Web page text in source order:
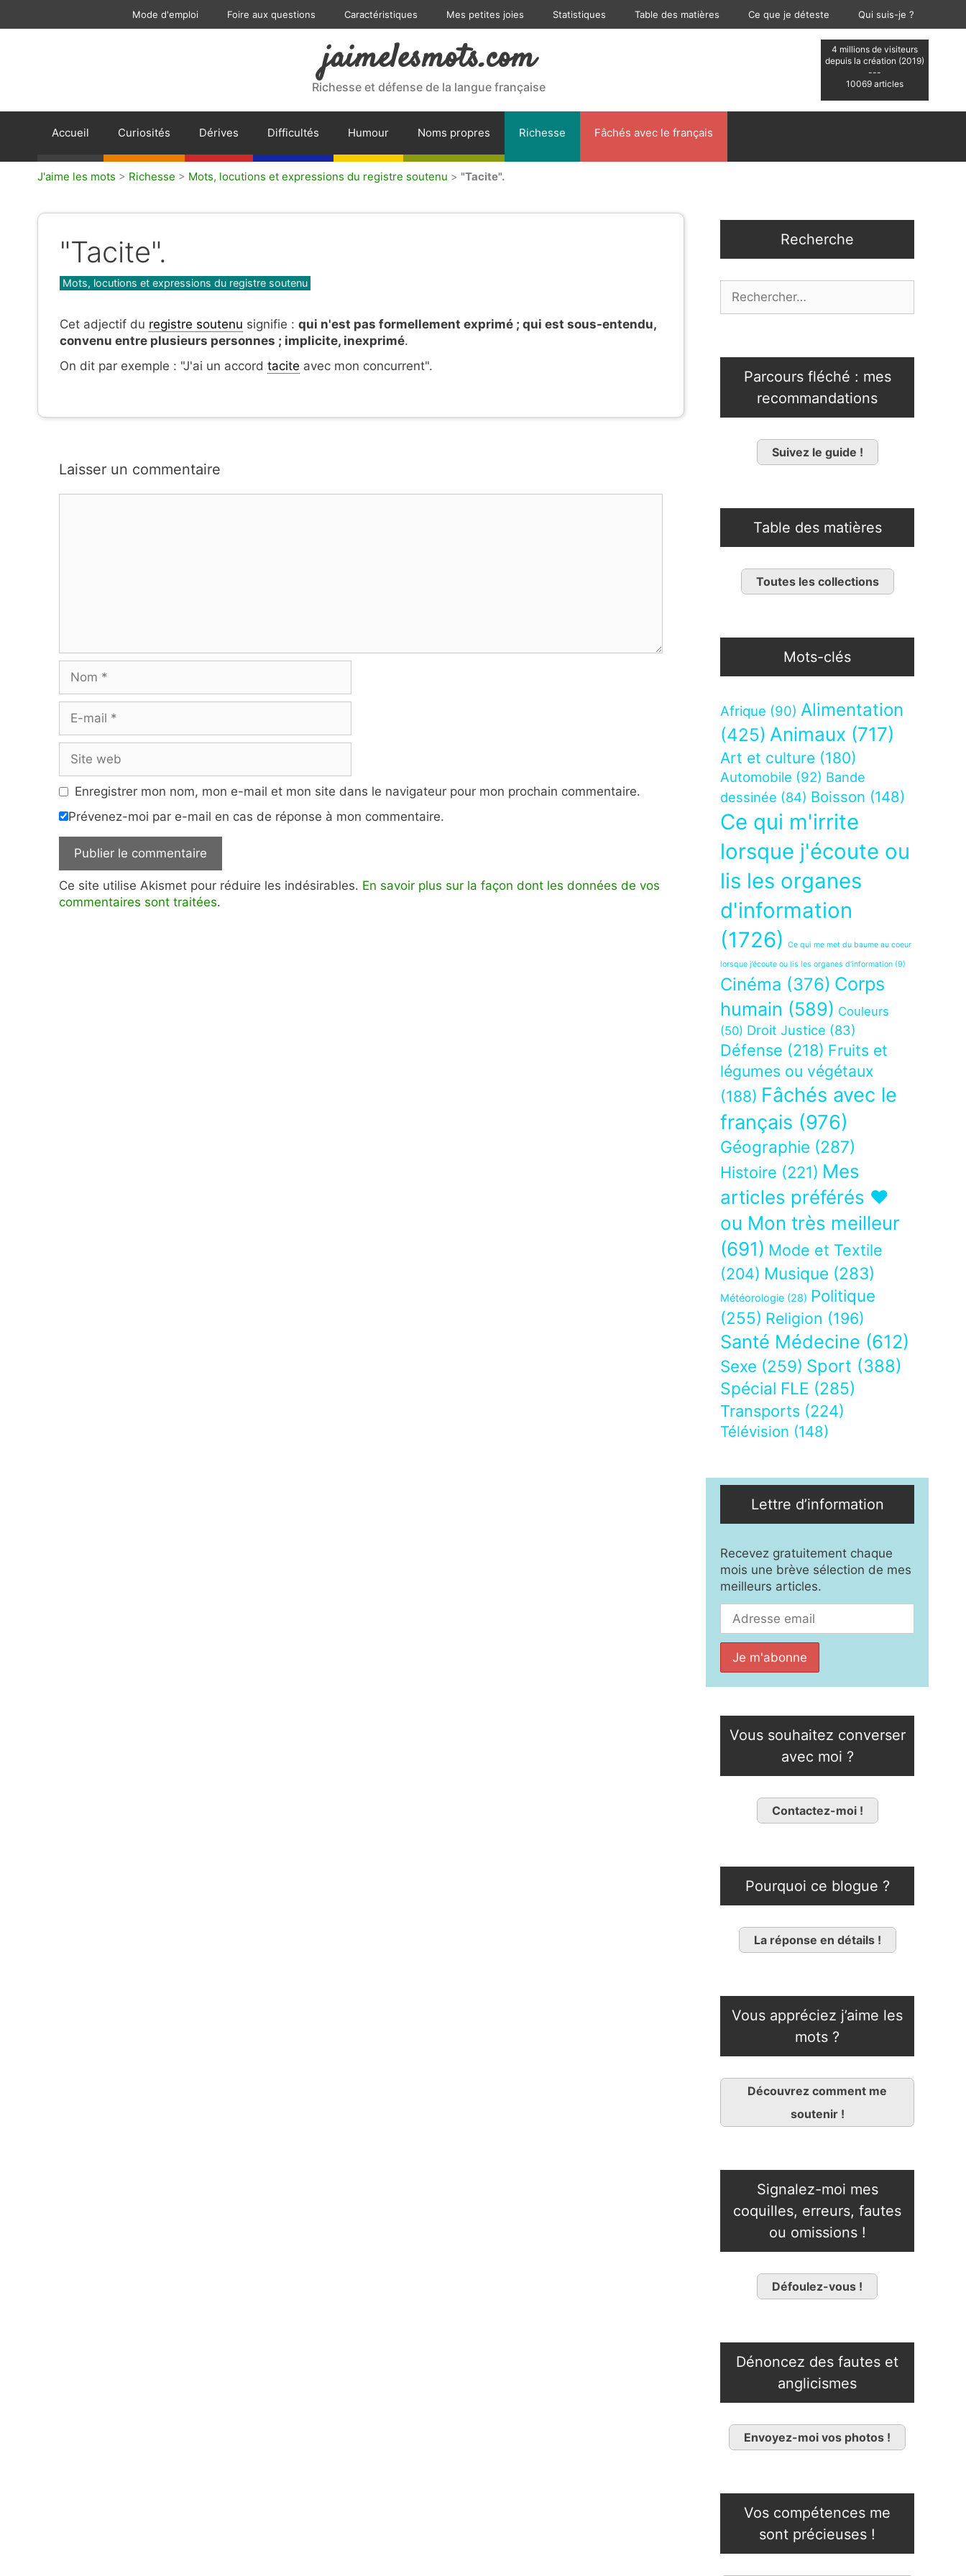
Mode d'emploi Foire aux questions Caractéristiques Mes petites joies Statistiques Table des matières Ce que je déteste Qui suis-je ?
4 millions de visiteurs
depuis la création (2019)
---
10069 articles
jaimelesmots.com
Richesse et défense de la langue française
Accueil Curiosités Dérives Difficultés Humour Noms propres Richesse Fâchés avec le français
J'aime les mots > Richesse > Mots, locutions et expressions du registre soutenu > "Tacite".
"Tacite".
Catégories
Mots, locutions et expressions du registre soutenu
Cet adjectif du registre soutenu signifie : qui n'est pas formellement exprimé ; qui est sous-entendu,
convenu entre plusieurs personnes ; implicite, inexprimé.
On dit par exemple : "J'ai un accord tacite avec mon concurrent".
Laisser un commentaire
mail
web
Enregistrer mon nom, mon e-mail et mon site dans le navigateur pour mon prochain commentaire.
Prévenez-moi par e-mail en cas de réponse à mon commentaire.
Ce site utilise Akismet pour réduire les indésirables. En savoir plus sur la façon dont les données de vos
commentaires sont traitées.
Recherche
Parcours fléché : mes
recommandations
Suivez le guide !
Table des matières
Toutes les collections
Mots-clés
Afrique (90) Alimentation
(425) Animaux (717)
Art et culture (180)
Automobile (92) Bande
dessinée (84) Boisson (148)
Ce qui m'irrite
lorsque j'écoute ou
lis les organes
d'information
(1726)
Ce qui me met du baume au coeur
lorsque j’écoute ou lis les organes d’information (9)
Cinéma (376) Corps
humain (589) Couleurs
(50) Droit Justice (83)
Défense (218) Fruits et
légumes ou végétaux
(188) Fâchés avec le
français (976)
Géographie (287)
Histoire (221) Mes
articles préférés ❤
ou Mon très meilleur
(691) Mode et Textile
(204) Musique (283)
Météorologie (28) Politique
(255) Religion (196)
Santé Médecine (612)
Sexe (259) Sport (388)
Spécial FLE (285)
Transports (224)
Télévision (148)
Lettre d’information
Recevez gratuitement chaque
mois une brève sélection de mes
meilleurs articles.
Vous souhaitez converser
avec moi ?
Contactez-moi !
Pourquoi ce blogue ?
La réponse en détails !
Vous appréciez j’aime les
mots ?
Découvrez comment me
soutenir !
Signalez-moi mes
coquilles, erreurs, fautes
ou omissions !
Défoulez-vous !
Dénoncez des fautes et
anglicismes
Envoyez-moi vos photos !
Vos compétences me
sont précieuses !